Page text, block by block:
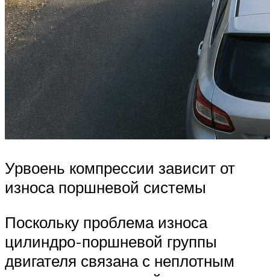
Урвоень компрессии зависит от
износа поршневой системы
Поскольку проблема износа
цилиндро-поршневой группы
двигателя связана с неплотным